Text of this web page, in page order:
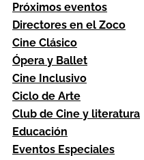
Próximos eventos
Directores en el Zoco
Cine Clásico
Ópera y Ballet
Cine Inclusivo
Ciclo de Arte
Club de Cine y literatura
Educación
Eventos Especiales